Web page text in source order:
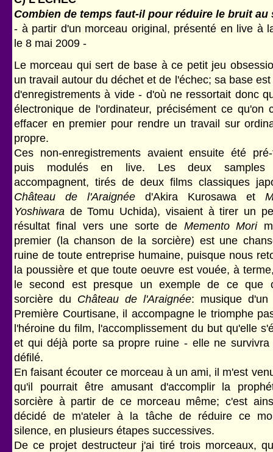
Combien de temps faut-il pour réduire le bruit au
- à partir d'un morceau original, présenté en live à
le 8 mai 2009 -
Le morceau qui sert de base à ce petit jeu
un travail autour du déchet et de l'échec; sa base
d'enregistrements à vide - d'où ne ressortait donc
électronique de l'ordinateur, précisément ce qu'on
effacer en premier pour rendre un travail sur
propre.
Ces non-enregistrements avaient ensuite été pré-
puis modulés en live. Les deux
accompagnent, tirés de deux films classiques
Château de l'Araignée d'Akira Kurosawa et
Yoshiwara de Tomu Uchida), visaient à tirer un
résultat final vers une sorte de Memento Mori
premier (la chanson de la sorcière) est une
ruine de toute entreprise humaine, puisque nous
la poussière et que toute oeuvre est vouée, à
le second est presque un exemple de ce que
sorcière du Château de l'Araignée: musique d'un
Première Courtisane, il accompagne le triomphe
l'héroine du film, l'accomplissement du but qu'elle
et qui déjà porte sa propre ruine - elle ne
défilé.
En faisant écouter ce morceau à un ami, il m'est
qu'il pourrait être amusant d'accomplir la
sorcière à partir de ce morceau même; c'est
décidé de m'ateler à la tâche de réduire ce
silence, en plusieurs étapes successives.
De ce projet destructeur j'ai tiré trois morceaux,